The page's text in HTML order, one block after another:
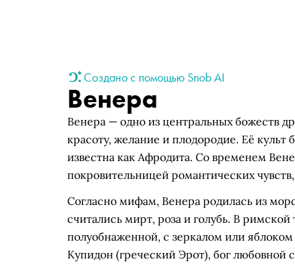
Создано с помощью Snob AI
Венера
Венера — одно из центральных божеств
красоту, желание и плодородие. Её культ
известна как Афродита. Со временем
покровительницей романтических
Согласно мифам, Венера родилась из
считались мирт, роза и голубь. В
полуобнаженной, с зеркалом или
Купидон (греческий Эрот), бог любовной